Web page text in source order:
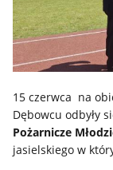
15 czerwca na
Dębowcu odbyły
Pożarnicze
jasielskiego w